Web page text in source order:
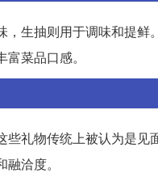
生抽则用于调味和提鲜
菜品口感。
些礼物传统上被认为是见
洽度。